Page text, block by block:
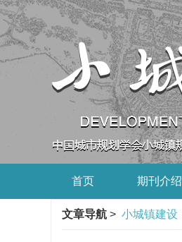
首页 期刊介绍
文章导航 > 小城镇建设